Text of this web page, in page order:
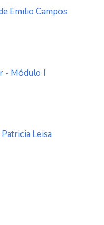
Emilio Campos
- Módulo I
Leisa